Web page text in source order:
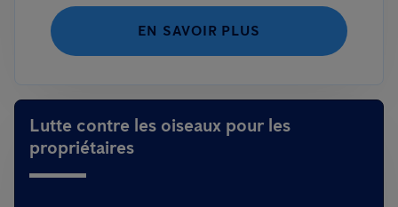
EN SAVOIR PLUS
Lutte contre les oiseaux pour les
propriétaires